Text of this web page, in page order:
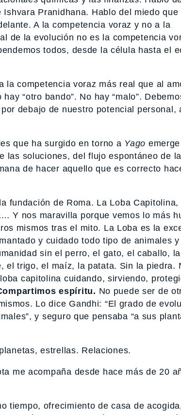
Pranidhana. Hablo del miedo
A la competencia voraz y no a la
de la evolución no es la competencia
todos, desde la célula hasta el
la competencia voraz más real que al
“otro bando”. No hay “malo”.
debajo de nuestro potencial personal,
que ha surgido en torno a Yago
las soluciones, del flujo espontáneo de
de hacer aquello que es correcto
fundación de Roma. La Loba Capitolina,
Y nos maravilla porque vemos lo más
mismos tras el mito. La Loba es la
y cuidado todo tipo de animales
sin el perro, el gato, el caballo,
el trigo, el maíz, la patata. Sin la piedra.
capitolina cuidando, sirviendo,
espíritu. No puede ser de
Lo dice Gandhi: “El grado de
y seguro que pensaba “a sus
estrellas. Relaciones.
me acompaña desde hace más de 20
tiempo, ofrecimiento de casa de